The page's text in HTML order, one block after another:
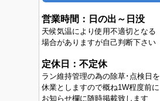
営業時間： 日の出～日没
天候気温により使用不適切となる
場合がありますが自己判断下さい
定休日：不定休
ラン維持管理の為の除草･点検日を
休業としますので概ね1W程度前に
お知らせ欄に随時掲載致します